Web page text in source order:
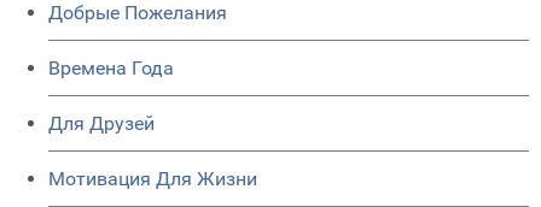
Добрые Пожелания
Времена Года
Для Друзей
Мотивация Для Жизни